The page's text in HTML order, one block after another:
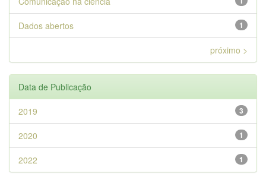
1
Dados abertos
próximo >
Data de Publicação
3
2019
1
2020
1
2022